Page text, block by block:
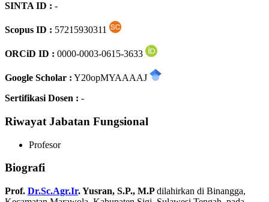
SINTA ID : -
Scopus ID : 57215930311
ORCiD ID : 0000-0003-0615-3633
Google Scholar : Y20opMYAAAAJ
Sertifikasi Dosen : -
Riwayat Jabatan Fungsional
Profesor
Biografi
Prof. Dr.Sc.Agr.Ir. Yusran, S.P., M.Pdilahirkan di Binangga,